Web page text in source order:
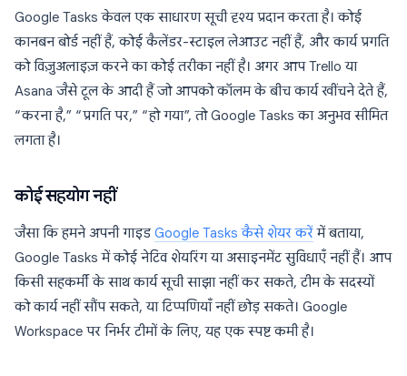
Google Tasks केवल एक साधारण सूची दृश्य प्रदान करता है। कोई
कानबन बोर्ड नहीं हैं, कोई कैलेंडर-स्टाइल लेआउट नहीं हैं, और कार्य प्रगति
को विज़ुअलाइज़ करने का कोई तरीका नहीं है। अगर आप Trello या
Asana जैसे टूल के आदी हैं जो आपको कॉलम के बीच कार्य खींचने देते हैं,
“करना है,” “प्रगति पर,” “हो गया”, तो Google Tasks का अनुभव सीमित
लगता है।
कोई सहयोग नहीं
जैसा कि हमने अपनी गाइडGoogle Tasks कैसे शेयर करेंमें बताया,
Google Tasks में कोई नेटिव शेयरिंग या असाइनमेंट सुविधाएँ नहीं हैं। आप
किसी सहकर्मी के साथ कार्य सूची साझा नहीं कर सकते, टीम के सदस्यों
को कार्य नहीं सौंप सकते, या टिप्पणियाँ नहीं छोड़ सकते। Google
Workspace पर निर्भर टीमों के लिए, यह एक स्पष्ट कमी है।